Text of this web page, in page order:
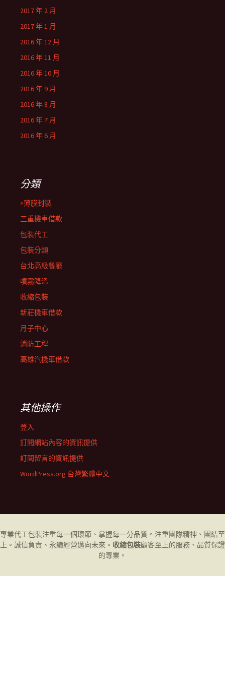
2017 年 2 月
2017 年 1 月
2016 年 12 月
2016 年 11 月
2016 年 10 月
2016 年 9 月
2016 年 8 月
2016 年 7 月
2016 年 6 月
分類
×薄膜封裝
三重機車借款
包裝代工
包裝分類
台北高級餐廳
噴霧降溫
收縮包裝
新莊機車借款
月子中心
消防工程
高雄汽機車借款
其他操作
登入
訂閱網站內容的資訊提供
訂閱留言的資訊提供
WordPress.org 台灣繁體中文
專業代工包裝注重每一個環節、掌握每一分品質。注重團隊精神、團結至
上。誠信負責、永續經營邁向未來。 收縮包裝顧客至上的服務、品質保證
的專業。